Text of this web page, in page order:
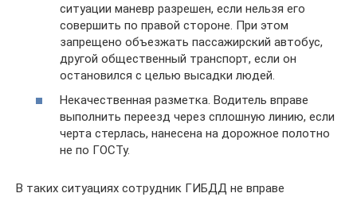
ситуации маневр разрешен, если нельзя его
совершить по правой стороне. При этом
запрещено объезжать пассажирский автобус,
другой общественный транспорт, если он
остановился с целью высадки людей.
Некачественная разметка. Водитель вправе
выполнить переезд через сплошную линию, если
черта стерлась, нанесена на дорожное полотно
не по ГОСТу.
В таких ситуациях сотрудник ГИБДД не вправе